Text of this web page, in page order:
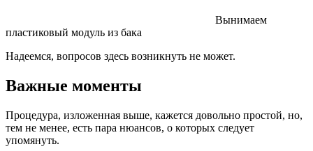
Вынимаем
пластиковый модуль из бака
Надеемся, вопросов здесь возникнуть не может.
Важные моменты
Процедура, изложенная выше, кажется довольно простой, но,
тем не менее, есть пара нюансов, о которых следует
упомянуть.